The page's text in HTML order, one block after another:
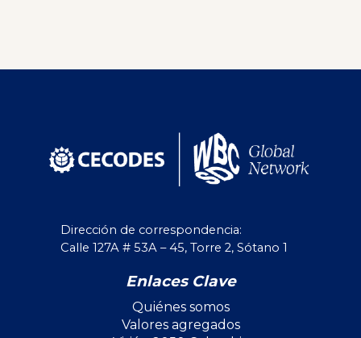
Dirección de correspondencia:
Calle 127A # 53A – 45, Torre 2, Sótano 1
Enlaces Clave
Quiénes somos
Valores agregados